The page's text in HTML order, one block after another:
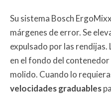
Su sistema Bosch
márgenes de error. Se
expulsado por las
en el fondo del
molido. Cuando lo
velocidades graduables